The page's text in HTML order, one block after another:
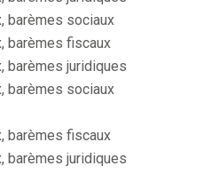
barèmes sociaux
barèmes fiscaux
barèmes juridiques
barèmes sociaux
barèmes fiscaux
barèmes juridiques